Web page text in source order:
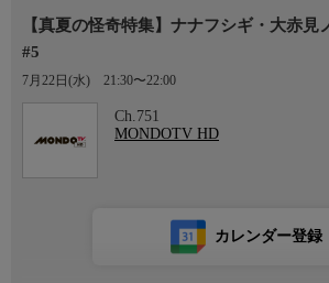
【真夏の怪奇特集】ナナフシギ・大赤見
#5
7月22日(水) 21:30〜22:00
Ch.751
MONDOTV HD
カレンダー登録